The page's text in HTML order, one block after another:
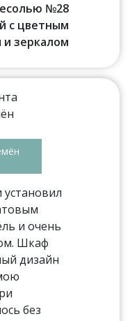
№28
с цветным
и зеркалом
установил
и очень
Шкаф
дизайн
без